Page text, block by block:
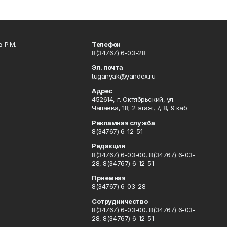
Р.М.
Телефон
8(34767) 6-03-28
Эл. почта
tuganyak@yandex.ru
Адрес
452614, г. Октябрьский, ул.
Чапаева, 18; 2 этаж, 7, 8, 9 каб
Рекламная служба
8(34767) 6-12-51
Редакция
8(34767) 6-03-00, 8(34767) 6-03-
28, 8(34767) 6-12-51
Приемная
8(34767) 6-03-28
Сотрудничество
8(34767) 6-03-00, 8(34767) 6-03-
28, 8(34767) 6-12-51